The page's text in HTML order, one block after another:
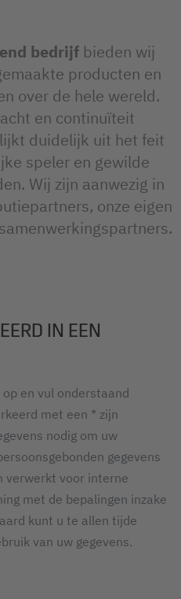
bedrijf bieden wij
producten en
over de hele wereld.
en continuïteit
duidelijk uit het feit
speler en gewilde
Wij zijn aanwezig in
onze eigen
IN EEN
en vul onderstaand
met een * zijn
nodig om uw
gegevens
verwerkt voor interne
met de bepalingen inzake
kunt u te allen tijde
van uw gegevens.